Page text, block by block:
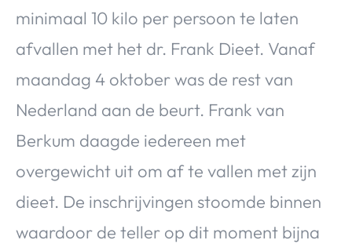
minimaal 10 kilo per persoon te laten
afvallen met het dr. Frank Dieet. Vanaf
maandag 4 oktober was de rest van
Nederland aan de beurt. Frank van
Berkum daagde iedereen met
overgewicht uit om af te vallen met zijn
dieet. De inschrijvingen stoomde binnen
waardoor de teller op dit moment bijna